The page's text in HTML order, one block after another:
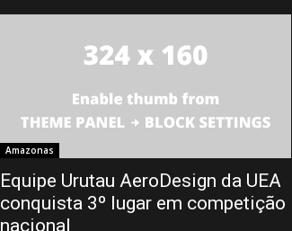
Amazonas
Equipe Urutau AeroDesign da UEA
conquista 3º lugar em competição
nacional